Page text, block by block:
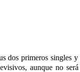
primeros singles y
aunque no